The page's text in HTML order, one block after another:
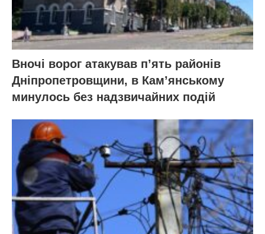
Вночі ворог атакував п’ять районів
Дніпропетровщини, в Кам’янському
минулось без надзвичайних подій